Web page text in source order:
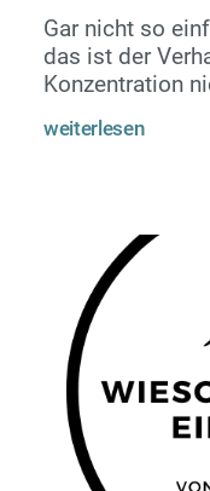
Gar nicht so
das ist der
Konzentration
hohe Motivation
verstehen.
wenn man
Situationen
weiterlesen